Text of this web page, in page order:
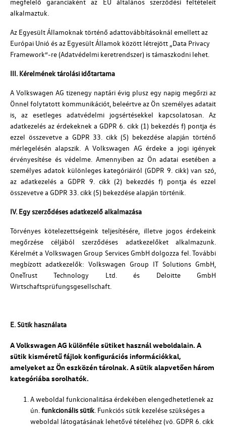
alkalmaztuk.
Az Egyesült Államoknak történő adattovábbításoknál emellett az
Európai Unió és az Egyesült Államok között létrejött „Data Privacy
Framework”-re (Adatvédelmi keretrendszer) is támaszkodni lehet.
III. Kérelmének tárolási időtartama
A Volkswagen AG tizenegy naptári évig plusz egy napig megőrzi az
Önnel folytatott kommunikációt, beleértve az Ön személyes adatait
is, az esetleges adatvédelmi jogsértésekkel kapcsolatosan. Az
adatkezelés az érdekeknek a GDPR 6. cikk (1) bekezdés f) pontja és
ezzel összevetve a GDPR 33. cikk (5) bekezdése alapján történő
mérlegelésén alapszik. A Volkswagen AG érdeke a jogi igények
érvényesítése és védelme. Amennyiben az Ön adatai esetében a
személyes adatok különleges kategóriáiról (GDPR 9. cikk) van szó,
az adatkezelés a GDPR 9. cikk (2) bekezdés f) pontja és ezzel
összevetve a GDPR 33. cikk (5) bekezdése alapján történik.
IV. Egy szerződéses adatkezelő alkalmazása
Törvényes kötelezettségeink teljesítésére, illetve jogos érdekeink
megőrzése céljából szerződéses adatkezelőket alkalmazunk.
Kérelmét a Volkswagen Group Services GmbH dolgozza fel. További
megbízott adatkezelők: Volkswagen Group IT Solutions GmbH,
OneTrust Technology Ltd. és Deloitte GmbH
Wirtschaftsprüfungsgesellschaft.
E. Sütik használata
AVolkswagen AG különféle sütiket használ weboldalain. A
sütik kisméretű fájlok konfigurációs információkkal,
amelyeket az Ön eszközén tárolnak. A sütik alapvetően három
kategóriába sorolhatók.
A weboldal funkcionalitása érdekében elengedhetetlenek az
ún.funkcionális sütik. Funkciós sütik kezelése szükséges a
weboldal látogatásának lehetővé tételéhez (vö. GDPR 6. cikk